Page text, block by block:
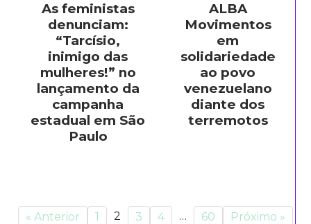
As feministas
denunciam:
“Tarcísio,
inimigo das
mulheres!” no
lançamento da
campanha
estadual em São
Paulo
ALBA
Movimentos
em
solidariedade
ao povo
venezuelano
diante dos
terremotos
« Anterior 1 2 3 4 … 60 Próximo »